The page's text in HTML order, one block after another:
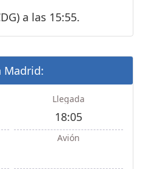
a las 15:55.
Madrid:
Llegada
18:05
Avión